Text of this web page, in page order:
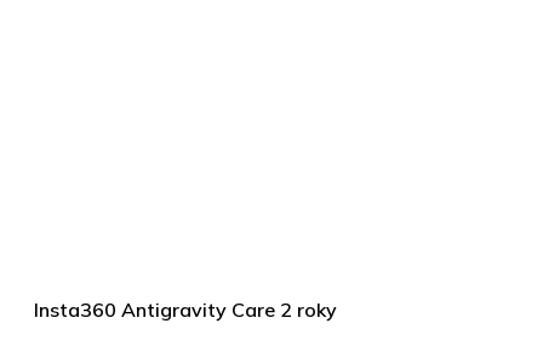
Insta360 Antigravity Care 2 roky